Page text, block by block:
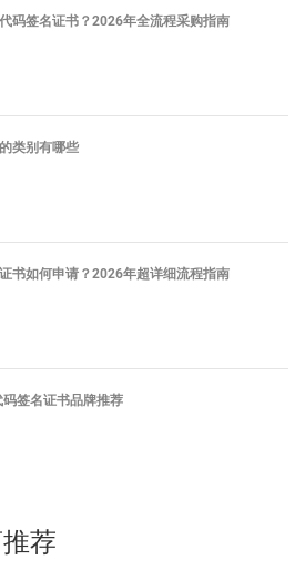
码签名证书？2026年全流程采购指南
类别有哪些
书如何申请？2026年超详细流程指南
签名证书品牌推荐
荐